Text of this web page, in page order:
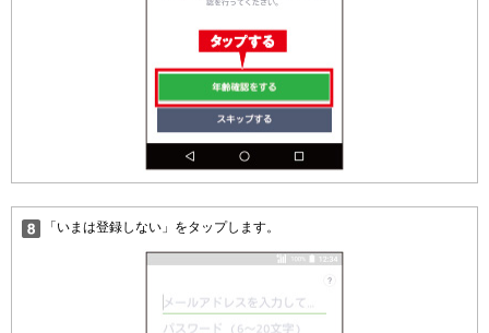
「いまは登録しない」をタップします。